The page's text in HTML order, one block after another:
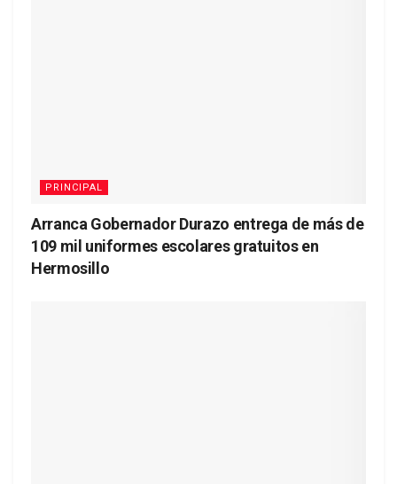
PRINCIPAL
Arranca Gobernador Durazo entrega de más de
109 mil uniformes escolares gratuitos en
Hermosillo